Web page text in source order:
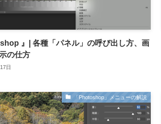
』| 各種「パネル」の呼び出し方、画
の仕方
日
「Photoshop」メニューの解説